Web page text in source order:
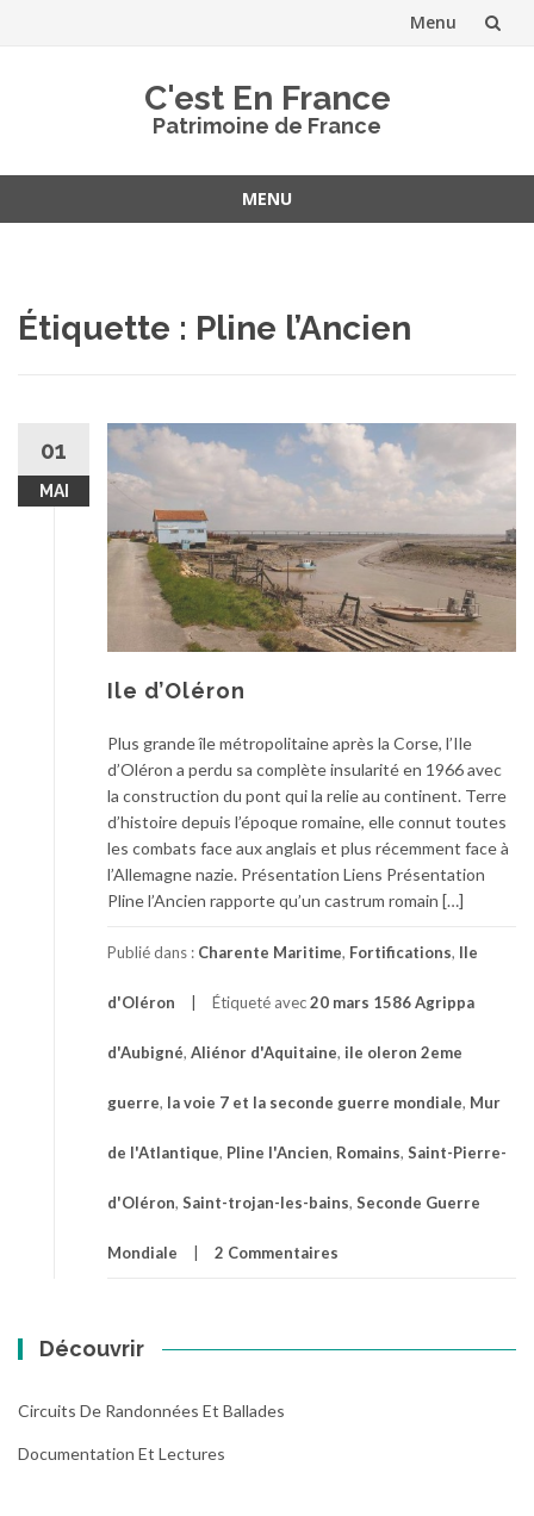
Menu
C'est En France
Patrimoine de France
MENU
Étiquette : Pline l’Ancien
01
MAI
Ile d’Oléron
Plus grande île métropolitaine après la Corse, l’Ile
d’Oléron a perdu sa complète insularité en 1966 avec
la construction du pont qui la relie au continent. Terre
d’histoire depuis l’époque romaine, elle connut toutes
les combats face aux anglais et plus récemment face à
l’Allemagne nazie. Présentation Liens Présentation
Pline l’Ancien rapporte qu’un castrum romain […]
Publié dans : Charente Maritime, Fortifications, Ile
d'Oléron Étiqueté avec20 mars 1586 Agrippa
d'Aubigné, Aliénor d'Aquitaine, ile oleron 2eme
guerre, la voie 7 et la seconde guerre mondiale, Mur
de l'Atlantique, Pline l'Ancien, Romains, Saint-Pierre-
d'Oléron, Saint-trojan-les-bains, Seconde Guerre
Mondiale 2 Commentaires
Découvrir
Circuits De Randonnées Et Ballades
Documentation Et Lectures